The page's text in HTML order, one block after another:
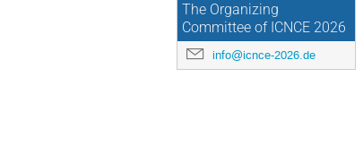
The Organizing
Committee of ICNCE 2026
info@icnce-2026.de